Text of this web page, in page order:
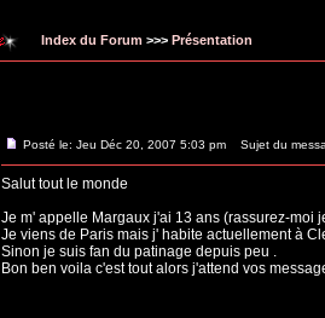
Index du Forum >>> Présentation
Posté le: Jeu Déc 20, 2007 5:03 pm Sujet du
Salut tout le monde
Je m' appelle Margaux j'ai 13 ans (rassurez-moi
Je viens de Paris mais j' habite actuellement à
Sinon je suis fan du patinage depuis peu .
Bon ben voila c'est tout alors j'attend vos